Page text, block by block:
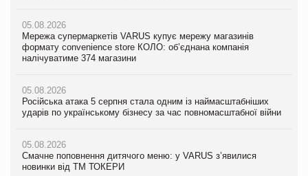
05.08.2026
Мережа супермаркетів VARUS купує мережу магазинів
формату convenience store КОЛО: об’єднана компанія
налічуватиме 374 магазини
05.08.2026
Російська атака 5 серпня стала одним із наймасштабніших
ударів по українському бізнесу за час повномасштабної війни
05.08.2026
Смачне поповнення дитячого меню: у VARUS з’явилися
новинки від ТМ ТОКЕРИ
05.08.2026
Мережа супермаркетів VARUS купує мережу магазинів
формату convenience store КОЛО: об’єднана компанія
налічуватиме 374 магазини
05.08.2026
Російська атака 5 серпня стала одним із наймасштабніших
ударів по українському бізнесу за час повномасштабної війни
05.08.2026
Смачне поповнення дитячого меню: у VARUS з’явилися
новинки від ТМ ТОКЕРИ
05.08.2026
Adidas витратила понад $1 млрд на маркетинг за квартал
продуктів